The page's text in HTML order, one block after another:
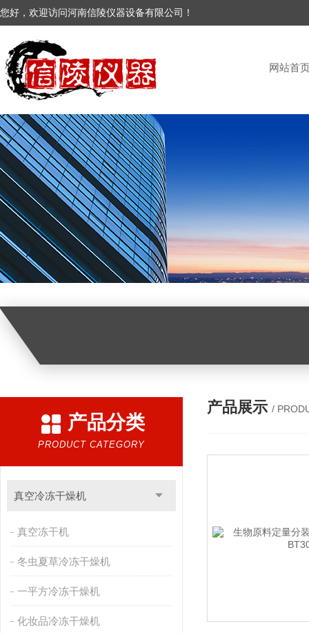
您好，欢迎访问河南信陵仪器设备有限公司！
网站首
产品分类
PRODUCT CATEGORY
真空冷冻干燥机
真空冻干机
冬虫夏草冷冻干燥机
一平方冷冻干燥机
化妆品冷冻干燥机
产品展示 /